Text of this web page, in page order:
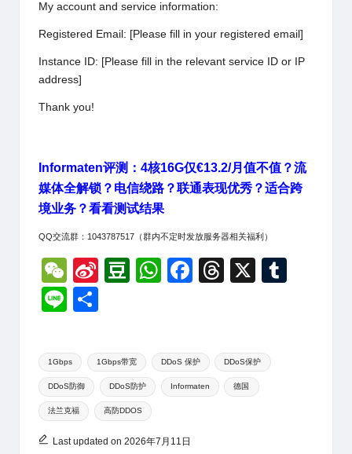
My account and service information:
Registered Email: [Please fill in your registered email]
Instance ID: [Please fill in the relevant service ID or IP
address]
Thank you!
Informaten评测：4核16G仅€13.2/月值不值？流
媒体全解锁？电信绕路？联通表现优秀？适合跨
境业务？看看测试结果
QQ交流群：1043787517（群内不定时发放服务器相关福利）
W
e
C
h
at
Si
W
ei
b
o
D
b
a
n
W
s
A
p
F
e
b
o
T
a
d
s
X
Li
e
Tags:
1Gbps 1Gbps带宽 DDoS 保护 DDoS保护
DDoS防御 DDoS防护 Informaten 德国
法兰克福 高防DDOS
Last updated on 2026年7月11日